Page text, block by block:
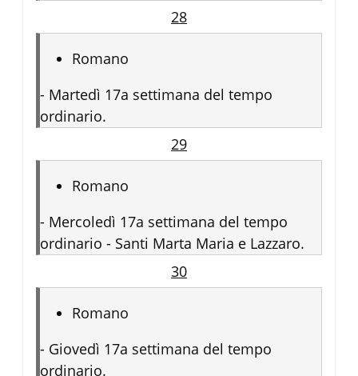
28
Romano
- Martedì 17a settimana del tempo
ordinario.
29
Romano
- Mercoledì 17a settimana del tempo
ordinario - Santi Marta Maria e Lazzaro.
30
Romano
- Giovedì 17a settimana del tempo
ordinario.